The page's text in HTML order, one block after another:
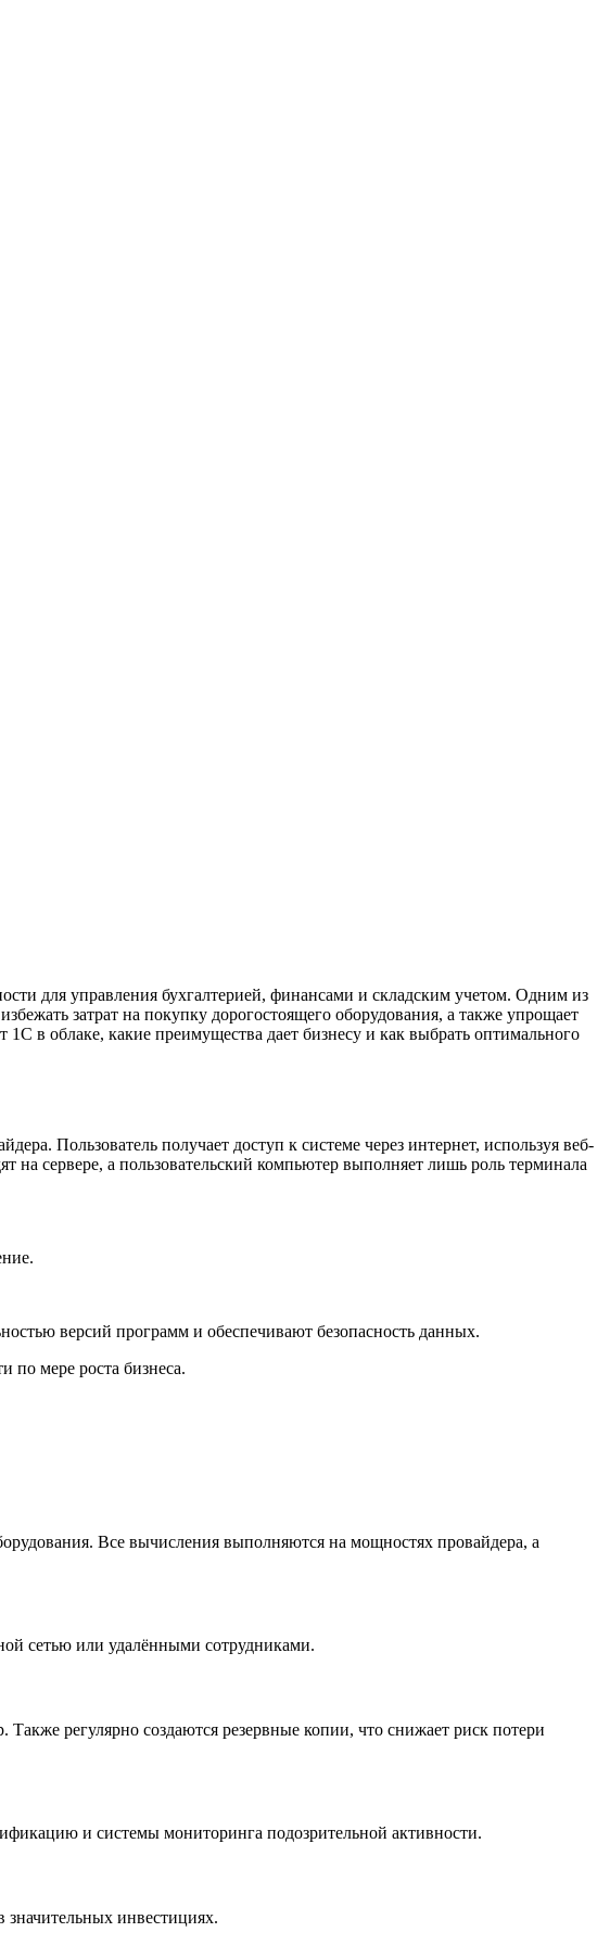
для управления бухгалтерией, финансами и складским учетом. Одним из
затрат на покупку дорогостоящего оборудования, а также упрощает
в облаке, какие преимущества дает бизнесу и как выбрать оптимального
Пользователь получает доступ к системе через интернет, используя веб-
сервере, а пользовательский компьютер выполняет лишь роль терминала
версий программ и обеспечивают безопасность данных.
по мере роста бизнеса.
Все вычисления выполняются на мощностях провайдера, а
сетью или удалёнными сотрудниками.
регулярно создаются резервные копии, что снижает риск потери
и системы мониторинга подозрительной активности.
значительных инвестициях.